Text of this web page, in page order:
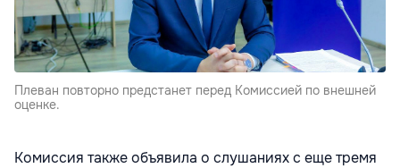
Плеван повторно предстанет перед Комиссией по внешней
оценке.
Комиссия также объявила о слушаниях с еще тремя